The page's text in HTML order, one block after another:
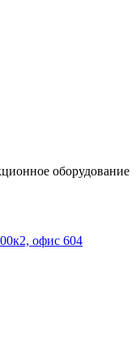
оборудование
офис 604